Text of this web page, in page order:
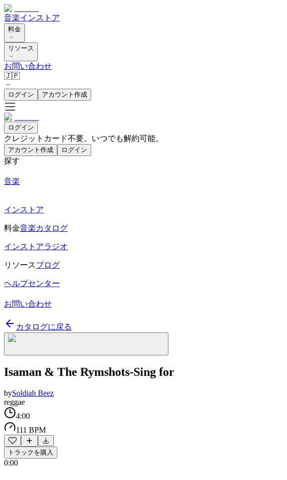
音楽インストア
料金
リソース
お問い合わせ
🇯🇵
ログイン アカウント作成
ログイン
クレジットカード不要。いつでも解約可能。
アカウント作成 ログイン
探す
音楽
インストア
料金音楽カタログ
インストアラジオ
リソースブログ
ヘルプセンター
お問い合わせ
カタログに戻る
Isaman & The Rymshots-Sing for
bySoldiah Beez
reggae
4:00
111 BPM
トラックを購入
0:00